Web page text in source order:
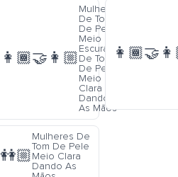
👩🏾‍🤝‍👩🏼
Mulheres
De Tom
De Pele
Meio
Escura E
De Tom
De Pele
Meio
Clara
Dando
As Mãos
👭🏼
Mulheres De
Tom De Pele
Meio Clara
Dando As